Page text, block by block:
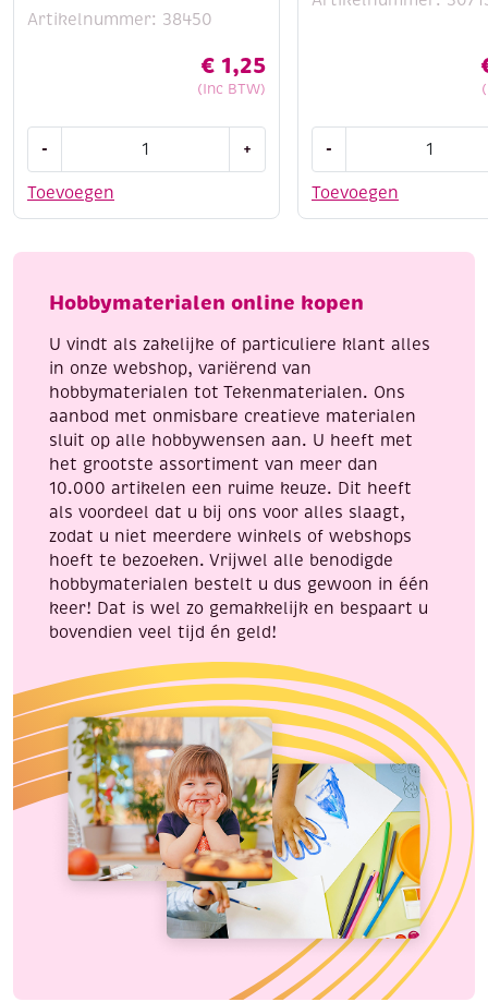
Artikelnummer: 38450
€ 1,25
(Inc BTW)
Toevoegen
-
peertjes
x
mm,
stuks
aantal
+
Toevoegen
-
3
meter,
pink
Hobbymaterialen online kopen
U vindt als zakelijke of particuliere klant alles
in onze webshop, variërend van
hobbymaterialen tot Tekenmaterialen. Ons
aanbod met onmisbare creatieve materialen
sluit op alle hobbywensen aan. U heeft met
het grootste assortiment van meer dan
10.000 artikelen een ruime keuze. Dit heeft
als voordeel dat u bij ons voor alles slaagt,
zodat u niet meerdere winkels of webshops
hoeft te bezoeken. Vrijwel alle benodigde
hobbymaterialen bestelt u dus gewoon in één
keer! Dat is wel zo gemakkelijk en bespaart u
bovendien veel tijd én geld!